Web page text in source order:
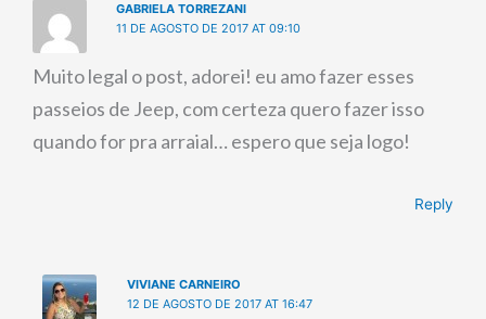
GABRIELA TORREZANI
11 DE AGOSTO DE 2017 AT 09:10
Muito legal o post, adorei! eu amo fazer esses
passeios de Jeep, com certeza quero fazer isso
quando for pra arraial… espero que seja logo!
Reply
VIVIANE CARNEIRO
12 DE AGOSTO DE 2017 AT 16:47